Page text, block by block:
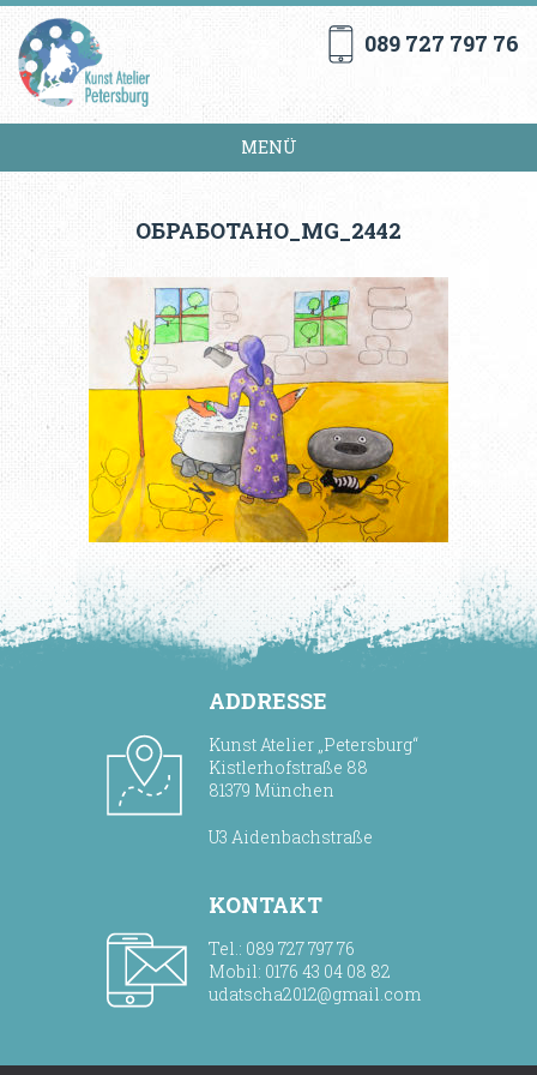
089 727 797 76
MENÜ
ОБРАБОТАНО_MG_2442
ADDRESSE
Kunst Atelier „Petersburg“
Kistlerhofstraße 88
81379 München
U3 Aidenbachstraße
KONTAKT
Tel.: 089 727 797 76
Mobil: 0176 43 04 08 82
udatscha2012@gmail.com